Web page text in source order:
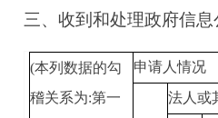
三、收到和处理政府信
(本列数据的勾
稽关系为:第一
申请人情况
法人或